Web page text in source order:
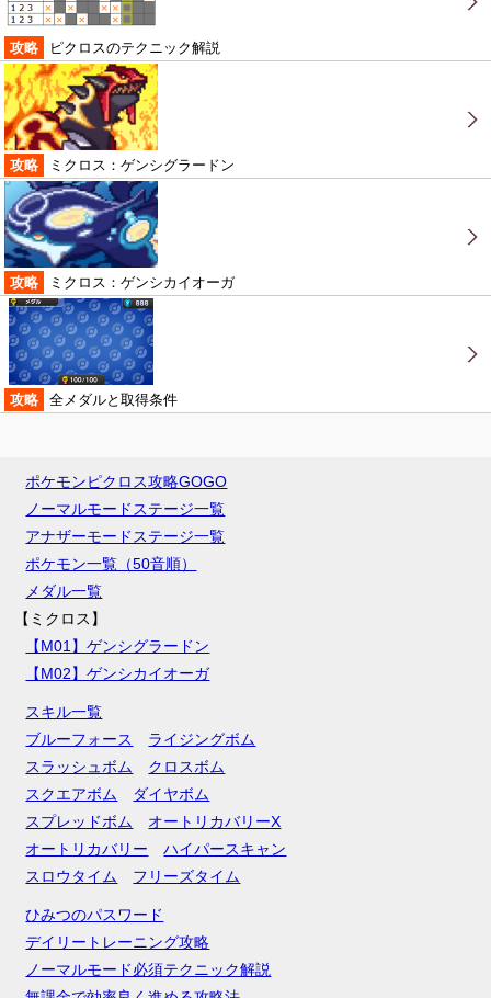
攻略 ピクロスのテクニック解説
攻略 ミクロス：ゲンシグラードン
攻略 ミクロス：ゲンシカイオーガ
攻略 全メダルと取得条件
ポケモンピクロス攻略GOGO
ノーマルモードステージ一覧
アナザーモードステージ一覧
ポケモン一覧（50音順）
メダル一覧
【ミクロス】
【M01】ゲンシグラードン
【M02】ゲンシカイオーガ
スキル一覧
ブルーフォース
ライジングボム
スラッシュボム
クロスボム
スクエアボム
ダイヤボム
スプレッドボム
オートリカバリーX
オートリカバリー
ハイパースキャン
スロウタイム
フリーズタイム
ひみつのパスワード
デイリートレーニング攻略
ノーマルモード必須テクニック解説